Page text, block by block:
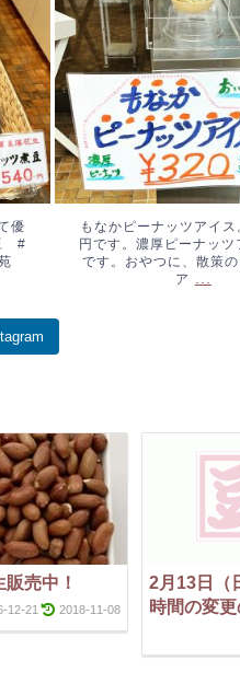
優
#
苑
レーバーです。おや
のお供に。#ア...
もなかピーナッツアイ
円です。濃厚ピーナッツ
です。おやつに、散策
ア
売中！
12-21 2018-11-08
2月13日（
時間の変